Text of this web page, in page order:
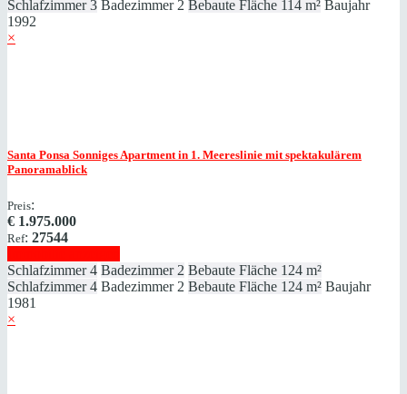
Schlafzimmer 3 Badezimmer 2 Bebaute Fläche 114 m² Baujahr
1992
×
Santa Ponsa Sonniges Apartment in 1. Meereslinie mit spektakulärem
Panoramablick
Preis:
€ 1.975.000
Ref: 27544
Schlafzimmer 4 Badezimmer 2 Bebaute Fläche 124 m²
Schlafzimmer 4 Badezimmer 2 Bebaute Fläche 124 m² Baujahr
1981
×